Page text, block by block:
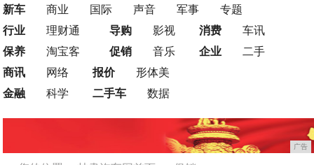
新车
商业 国际 声音 军事
专题
行业
理财通
保养
淘宝客
导购
影视
促销
音乐
消费
车讯
企业
二手
商讯
网络
金融
科学
报价
形体美
二手车
数据
广告